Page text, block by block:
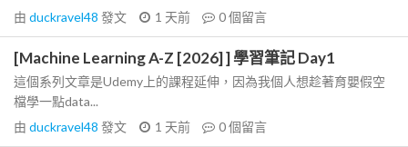
由 duckravel48 發文 1 天前 0個留言
[Machine Learning A-Z [2026] ] 學習筆記 Day1
這個系列文章是Udemy上的課程延伸，因為我個人想趁著育嬰假空
檔學一點data...
由 duckravel48 發文 1 天前 0個留言